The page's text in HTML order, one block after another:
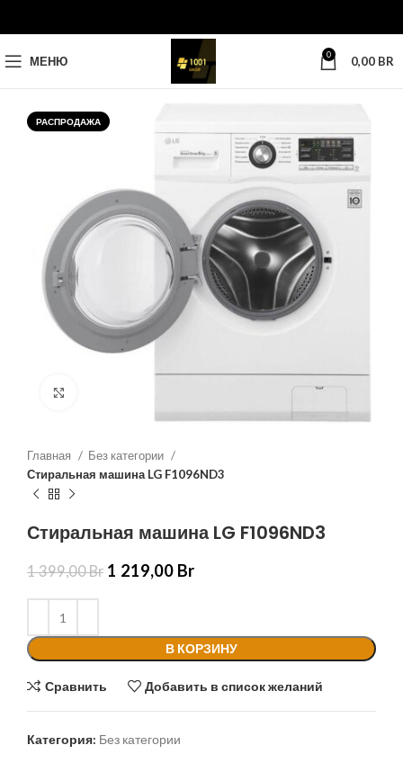
МЕНЮ 0 0,00 BR
РАСПРОДАЖА
Главная
Без категории
Стиральная машина LG F1096ND3
Стиральная машина LG F1096ND3
1 399,00Br 1 219,00 Br
В КОРЗИНУ
Сравнить Добавить в список желаний
Категория: Без категории